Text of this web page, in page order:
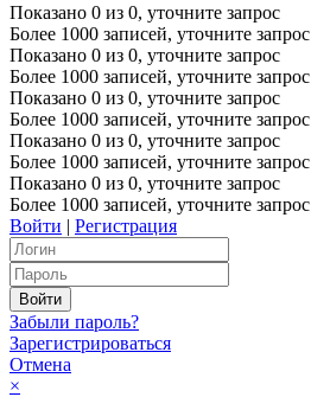
Показано 0 из 0, уточните запрос
Более 1000 записей, уточните запрос
Показано 0 из 0, уточните запрос
Более 1000 записей, уточните запрос
Показано 0 из 0, уточните запрос
Более 1000 записей, уточните запрос
Показано 0 из 0, уточните запрос
Более 1000 записей, уточните запрос
Показано 0 из 0, уточните запрос
Более 1000 записей, уточните запрос
Войти | Регистрация
Забыли пароль?
Зарегистрироваться
Отмена
×